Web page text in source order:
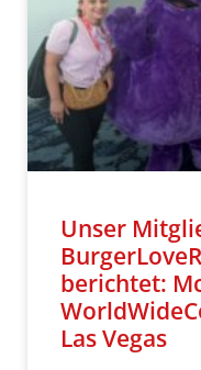
Unser
berichtet:
Las Vegas